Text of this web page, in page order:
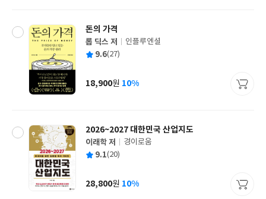
돈의 가격
글
쓴
롭 딕스 저
출
사
인플루엔셜
평 9.6(27)
가
18,900원 10%
2026~2027 대한민국 산업지도
글
쓴
이래학 저
출
사
경이로움
평 9.1(20)
가
28,800원 10%